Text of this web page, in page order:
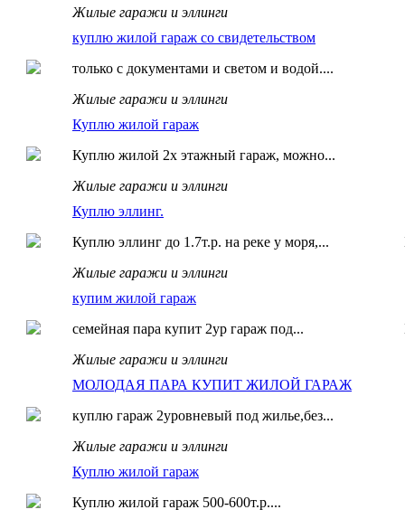
Жилые гаражи и эллинги
куплю жилой гараж со свидетельством
только с документами и светом и водой....
Жилые гаражи и эллинги
Куплю жилой гараж
Куплю жилой 2х этажный гараж, можно...
Жилые гаражи и эллинги
Куплю эллинг.
Куплю эллинг до 1.7т.р. на реке у моря,...
Жилые гаражи и эллинги
купим жилой гараж
семейная пара купит 2ур гараж под...
Жилые гаражи и эллинги
МОЛОДАЯ ПАРА КУПИТ ЖИЛОЙ ГАРАЖ
куплю гараж 2уровневый под жилье,без...
Жилые гаражи и эллинги
Куплю жилой гараж
Куплю жилой гараж 500-600т.р....